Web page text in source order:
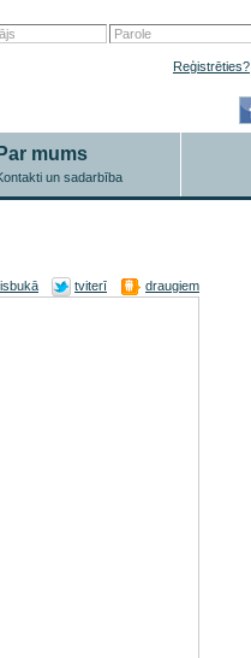
Reģistrēties?
Par mums
un sadarbība
tviterī draugiem